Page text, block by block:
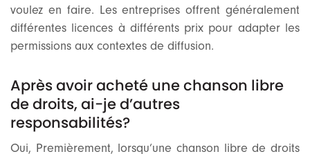
voulez en faire. Les entreprises offrent généralement
différentes licences à différents prix pour adapter les
permissions aux contextes de diffusion.
Après avoir acheté une chanson libre
de droits, ai-je d’autres
responsabilités?
Oui, Premièrement, lorsqu’une chanson libre de droits